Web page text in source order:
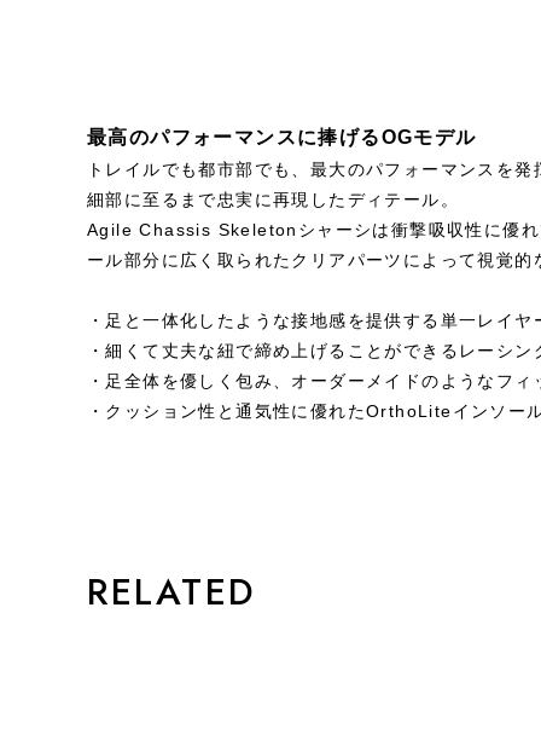
最高のパフォーマンスに捧げるOGモデル
トレイルでも都市部でも、最大のパフォーマンスを
細部に至るまで忠実に再現したディテール。
Agile Chassis Skeletonシャーシは衝撃吸収性に優
ール部分に広く取られたクリアパーツによって視覚
・足と一体化したような接地感を提供する単一レイヤ
・細くて丈夫な紐で締め上げることができるレーシン
・足全体を優しく包み、オーダーメイドのようなフ
・クッション性と通気性に優れたOrthoLiteインソー
RELATED